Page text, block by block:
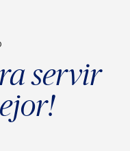
servir